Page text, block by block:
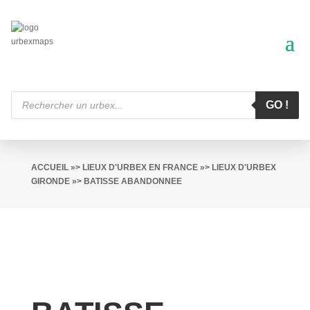
Recherche
produits
GO !
ACCUEIL»> LIEUX D'URBEX EN FRANCE»> LIEUX D'URBEX
GIRONDE»> BATISSE ABANDONNEE